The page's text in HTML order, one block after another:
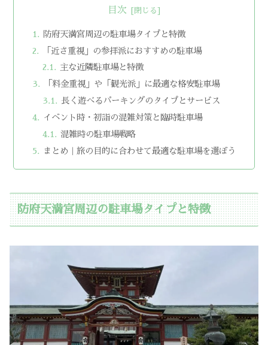
目次
防府天満宮周辺の駐車場タイプと特徴
「近さ重視」の参拝派におすすめの駐車場
主な近隣駐車場と特徴
「料金重視」や「観光派」に最適な格安駐車場
長く遊べるパーキングのタイプとサービス
イベント時・初詣の混雑対策と臨時駐車場
混雑時の駐車場戦略
まとめ｜旅の目的に合わせて最適な駐車場を選ぼう
防府天満宮周辺の駐車場タイプと特徴